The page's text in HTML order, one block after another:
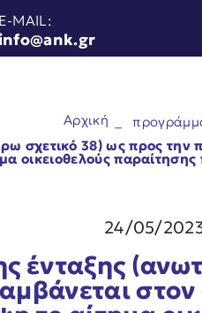
E-MAIL:
info@ank.gr
Αρχική
σχετικό 38) ως προς την
οικειοθελούς
24/05/